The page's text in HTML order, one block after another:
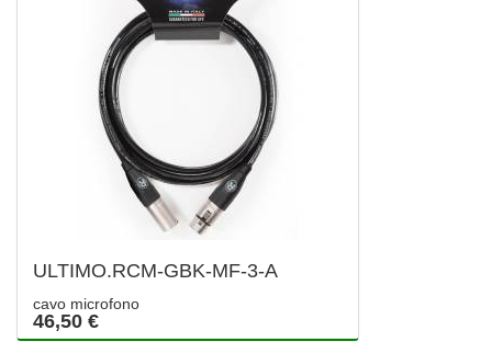
ULTIMO.RCM-GBK-MF-3-A
cavo microfono
46,50 €